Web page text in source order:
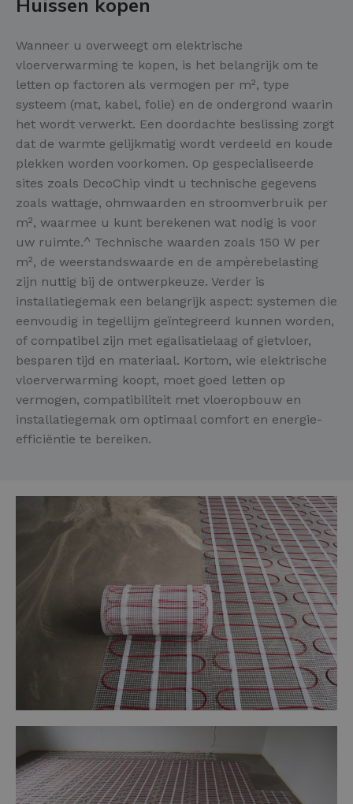
Wanneer u overweegt om elektrische
vloerverwarming te kopen, is het belangrijk om te
letten op factoren als vermogen per m², type
systeem (mat, kabel, folie) en de ondergrond waarin
het wordt verwerkt. Een doordachte beslissing zorgt
dat de warmte gelijkmatig wordt verdeeld en koude
plekken worden voorkomen. Op gespecialiseerde
sites zoals DecoChip vindt u technische gegevens
zoals wattage, ohmwaarden en stroomverbruik per
m², waarmee u kunt berekenen wat nodig is voor
uw ruimte.^ Technische waarden zoals 150 W per
m², de weerstandswaarde en de ampèrebelasting
zijn nuttig bij de ontwerpkeuze. Verder is
installatiegemak een belangrijk aspect: systemen die
eenvoudig in tegellijm geïntegreerd kunnen worden,
of compatibel zijn met egalisatielaag of gietvloer,
besparen tijd en materiaal. Kortom, wie elektrische
vloerverwarming koopt, moet goed letten op
vermogen, compatibiliteit met vloeropbouw en
installatiegemak om optimaal comfort en energie-
efficiëntie te bereiken.